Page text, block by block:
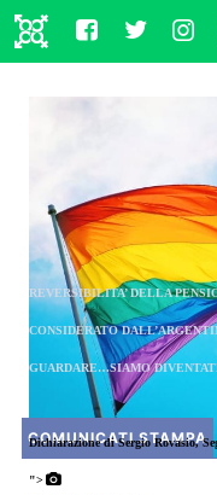
COMUNICATI STAMPA
REVERSIBILITA’ DELLA
CONSIDERATO
GUARDARE…SIAMO
Dichiarazione di Sergio Rovasio,
">